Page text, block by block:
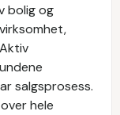
bolig og
salgsprosess.
hele